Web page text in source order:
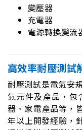
變壓器
充電器
電源轉換變流
高效率耐壓測試
耐壓測試是電氣安
氣元件及產品，包
器、家電產品等，
年以上開發經驗，